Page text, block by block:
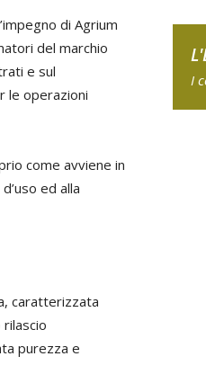
di Agrium
del marchio
e sul
le operazioni
come avviene in
ed alla
caratterizzata
purezza e
I